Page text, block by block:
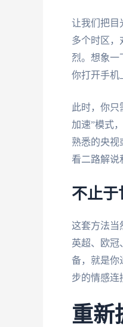
让我们把目
多个时区，
烈。想象一
你打开手机
此时，你只
加速”模式
熟悉的央视
看二路解说
不止于
这套方法当
英超、欧冠
备，就是你
步的情感连
重新